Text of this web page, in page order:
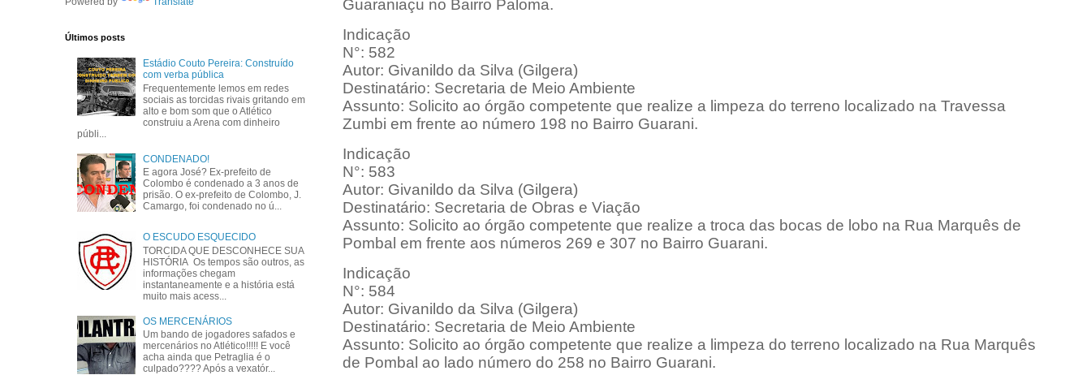
Guaraniaçu no Bairro Paloma.
Indicação
N°: 582
Autor: Givanildo da Silva (Gilgera)
Destinatário: Secretaria de Meio Ambiente
Assunto: Solicito ao órgão competente que realize a limpeza do terreno localizado na Travessa
Zumbi em frente ao número 198 no Bairro Guarani.
Indicação
N°: 583
Autor: Givanildo da Silva (Gilgera)
Destinatário: Secretaria de Obras e Viação
Assunto: Solicito ao órgão competente que realize a troca das bocas de lobo na Rua Marquês de
Pombal em frente aos números 269 e 307 no Bairro Guarani.
Indicação
N°: 584
Autor: Givanildo da Silva (Gilgera)
Destinatário: Secretaria de Meio Ambiente
Assunto: Solicito ao órgão competente que realize a limpeza do terreno localizado na Rua Marquês
de Pombal ao lado número do 258 no Bairro Guarani.
Últimos posts
Estádio Couto Pereira: Construído
com verba pública
Frequentemente lemos em redes
sociais as torcidas rivais gritando em
alto e bom som que o Atlético
construiu a Arena com dinheiro
públi...
CONDENADO!
E agora José? Ex-prefeito de
Colombo é condenado a 3 anos de
prisão. O ex-prefeito de Colombo, J.
Camargo, foi condenado no ú...
O ESCUDO ESQUECIDO
TORCIDA QUE DESCONHECE SUA
HISTÓRIA Os tempos são outros, as
informações chegam
instantaneamente e a história está
muito mais acess...
OS MERCENÁRIOS
Um bando de jogadores safados e
mercenários no Atlético!!!!! E você
acha ainda que Petraglia é o
culpado???? Após a vexatór...